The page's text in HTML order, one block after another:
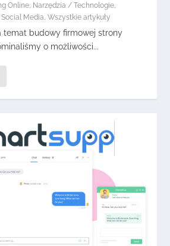
Online Narzędzia / Technologie
,Social Media ,Wszystkie artykuły
temat budowy firmowej strony
o możliwości...